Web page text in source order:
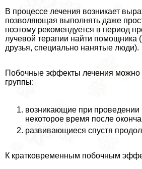
В процессе лечения возникает
позволяющая выполнять даже
поэтому рекомендуется в период
лучевой терапии найти помощника
друзья, специально нанятые люди).
Побочные эффекты лечения можно
группы:
возникающие при проведении
некоторое время после
развивающиеся спустя
К кратковременным побочным